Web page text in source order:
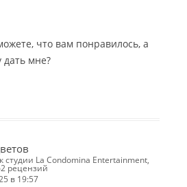
что вам понравилось, а
дать мне?
рецензий
в 19:57